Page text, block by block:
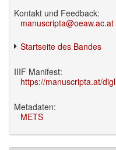
Kontakt und Feedback:
manuscripta@oeaw.ac.at
Startseite des Bandes
IIIF Manifest:
https://manuscripta.at/
Metadaten:
METS